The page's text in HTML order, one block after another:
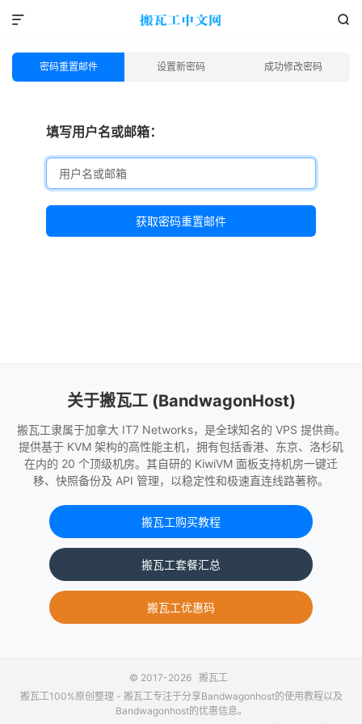


密码重置邮件 设置新密码 成功修改密码
填写用户名或邮箱：
关于搬瓦工 (BandwagonHost)
搬瓦工隶属于加拿大 IT7 Networks，是全球知名的 VPS 提供商。
提供基于 KVM 架构的高性能主机，拥有包括香港、东京、洛杉矶
在内的 20 个顶级机房。其自研的 KiwiVM 面板支持机房一键迁
移、快照备份及 API 管理，以稳定性和极速直连线路著称。
搬瓦工购买教程
搬瓦工套餐汇总
搬瓦工优惠码
© 2017-2026 搬瓦工
搬瓦工100%原创整理 - 搬瓦工专注于分享Bandwagonhost的使用教程以及
Bandwagonhost的优惠信息。